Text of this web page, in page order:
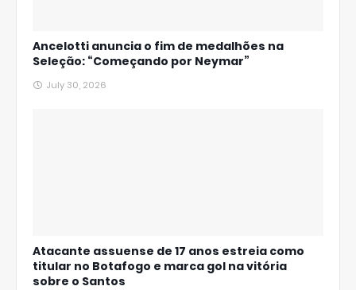
Ancelotti anuncia o fim de medalhões na
Seleção: “Começando por Neymar”
July 30, 2026
Atacante assuense de 17 anos estreia como
titular no Botafogo e marca gol na vitória
sobre o Santos